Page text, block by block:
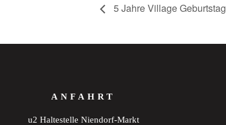
5 Jahre Village Geburtstag
ANFAHRT
u2 Haltestelle Niendorf-Markt